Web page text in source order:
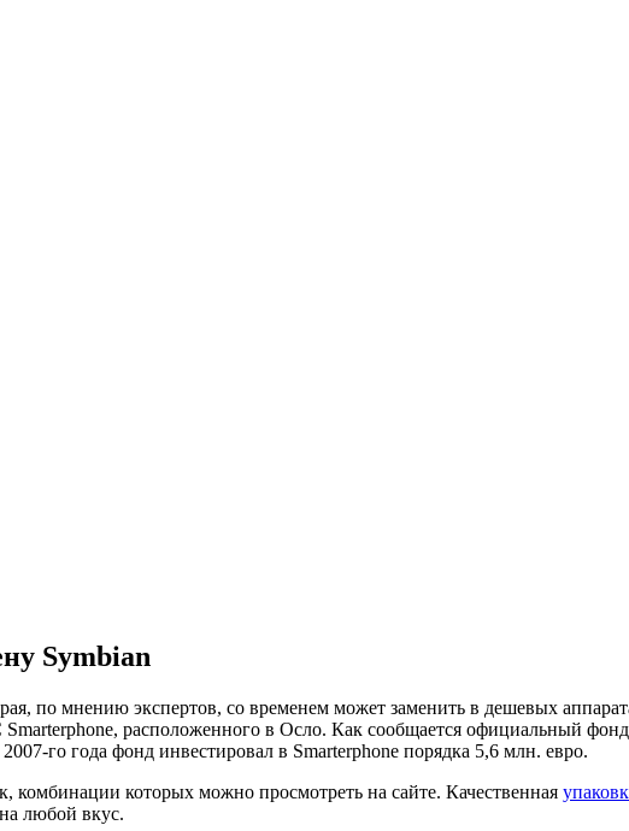
Symbian
по мнению экспертов, со временем может заменить в дешевых
расположенного в Осло. Как сообщается официальный
го года фонд инвестировал в Smarterphone порядка 5,6 млн. евро.
комбинации которых можно просмотреть на сайте. Качественная
любой вкус.